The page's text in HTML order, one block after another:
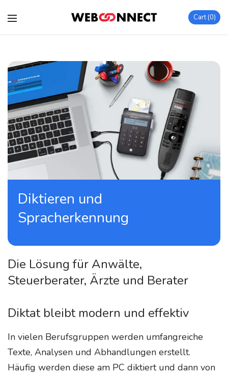
Cart 0
Diktieren und
Spracherkennung
Die Lösung für Anwälte,
Steuerberater, Ärzte und Berater
Diktat bleibt modern und effektiv
In vielen Berufsgruppen werden umfangreiche
Texte, Analysen und Abhandlungen erstellt.
Häufig werden diese am PC diktiert und dann von